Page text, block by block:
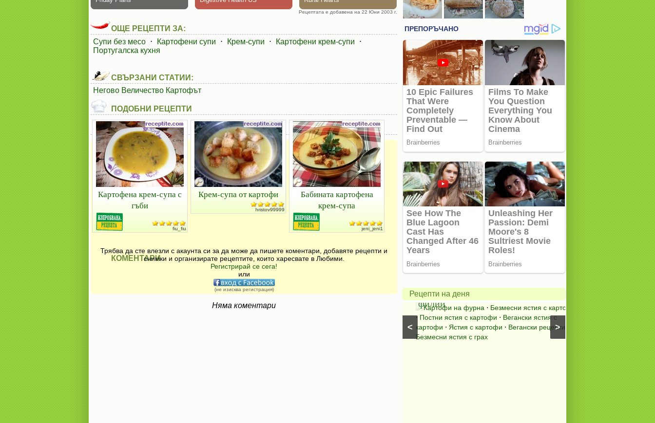
Рецептата е добавена на 22 Юни 2003 г.
ОЩЕ РЕЦЕПТИ ЗА:
Супи без месо ⋅ Картофени супи ⋅ Крем-супи ⋅ Картофени крем-супи
⋅
Португалска кухня
СВЪРЗАНИ СТАТИИ:
Негово Величество Картофът
ПОДОБНИ РЕЦЕПТИ
Картофена крем-супа с
гъби
fiu_fiu
Крем-супа от картофи
hristov99999
Бабината картофена
крем-супа
jeni_jeni1
КОМЕНТАРИ
Трябва да сте влезли с акаунта си за да може да пишете коментари, добавяте рецепти и
снимки и организирате рецептите, които харесвате в Любими.
Регистрирай се сега!
или
(не изисква регистрация)
Няма коментари
Рецепти на деня
>
<
Печено
пиле
в
саркофаг
Ястия с пилешко месо
Постни
картофено-
гъбено-
грахови
филии
Картофи на фурна⋅Безмесни ястия с картофи
⋅Постни ястия с картофи⋅Вегански ястия с
картофи⋅Ястия с картофи⋅Вегански рецепти⋅
Безмесни ястия с грах